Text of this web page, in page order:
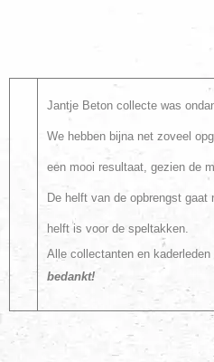
Jantje Beton collecte was
We hebben bijna net zoveel
een mooi resultaat, gezien de
De helft van de opbrengst gaat
helft is voor de speltakken.
Alle collectanten en
bedankt!